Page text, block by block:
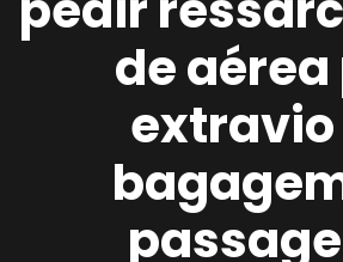
de aérea
extravio